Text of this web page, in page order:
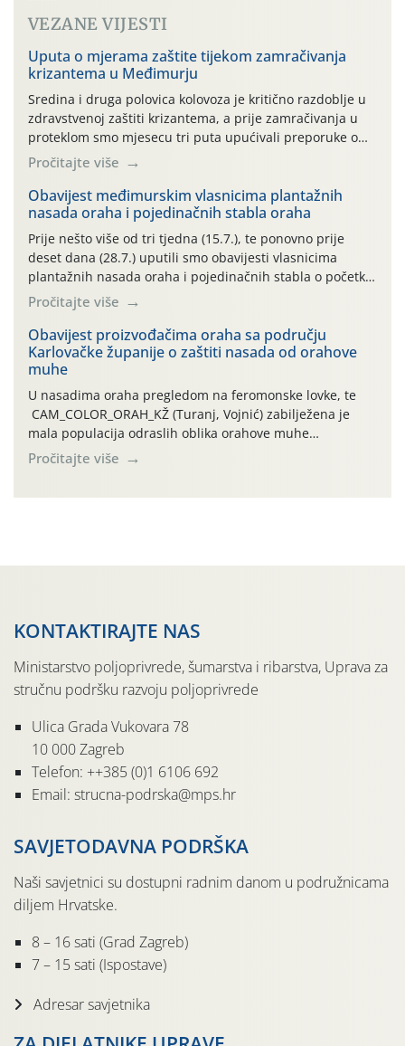
VEZANE VIJESTI
Uputa o mjerama zaštite tijekom zamračivanja
krizantema u Međimurju
Sredina i druga polovica kolovoza je kritično razdoblje u
zdravstvenoj zaštiti krizantema, a prije zamračivanja u
proteklom smo mjesecu tri puta upućivali preporuke o
preventivnim mjerama zaštite krizantema od najčešćih
uzročnika bolesti, štetnika i fito-fagnih grinja (23.7., 14.7.,
06.7.)! Na početku ovog mjeseca je zabilježeno je
povijesno i ekstremno vruće meteorološko razdoblje, uz
najviše temperature […]
Pročitajte više
Obavijest međimurskim vlasnicima plantažnih
nasada oraha i pojedinačnih stabla oraha
Prije nešto više od tri tjedna (15.7.), te ponovno prije
deset dana (28.7.) uputili smo obavijesti vlasnicima
plantažnih nasada oraha i pojedinačnih stabla o početku
leta i ovogodišnjoj potrebi usmjerenog suzbijanja
orahove muhe (Rhagoletis completa)! Već dvanaest dana
traje drugi ovogodišnji “toplinski udar”, koji naročito
izražen zadnja šest dana (31.7.-05.8.), jer najviše
temperature zraka svakodnevno […]
Pročitajte više
Obavijest proizvođačima oraha sa području
Karlovačke županije o zaštiti nasada od orahove
muhe
U nasadima oraha pregledom na feromonske lovke, te
CAM_COLOR_ORAH_KŽ (Turanj, Vojnić) zabilježena je
mala populacija odraslih oblika orahove muhe
(Rhagoletis completa). Niska brojnost može se objasniti
činjenicom da je riječ o mladim nasadima s vrlo malim
Pročitajte više
KONTAKTIRAJTE NAS
Ministarstvo poljoprivrede, šumarstva i ribarstva, Uprava za
stručnu podršku razvoju poljoprivrede
Ulica Grada Vukovara 78
10 000 Zagreb
Telefon: ++385 (0)1 6106 692
Email: strucna-podrska@mps.hr
SAVJETODAVNA PODRŠKA
Naši savjetnici su dostupni radnim danom u podružnicama
diljem Hrvatske.
8 – 16 sati (Grad Zagreb)
7 – 15 sati (Ispostave)
Adresar savjetnika